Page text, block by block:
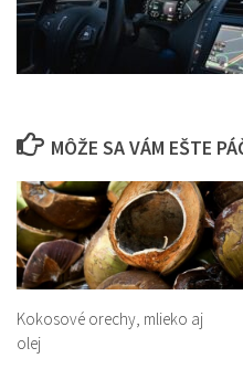
MÔŽE SA VÁM EŠTE
Kokosové orechy, mlieko aj
olej